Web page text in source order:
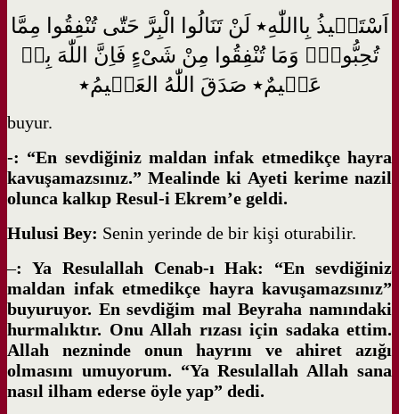
اَسْتَع۪يذُ بِااللّٰهِ٭ لَنْ تَنَالُوا الْبِرَّ حَتّٰى تُنْفِقُوا مِمَّا
تُحِبُّونَۜ وَمَا تُنْفِقُوا مِنْ شَىْءٍ فَاِنَّ اللّٰهَ بِه۪
عَل۪يمٌ٭ صَدَقَ اللّٰهُ العَظ۪يمُ٭
buyur.
-: “En sevdiğiniz maldan infak etmedikçe hayra
kavuşamazsınız.” Mealinde ki Ayeti kerime nazil
olunca kalkıp Resul-i Ekrem’e geldi.
Hulusi Bey: Senin yerinde de bir kişi oturabilir.
–: Ya Resulallah Cenab-ı Hak: “En sevdiğiniz
maldan infak etmedikçe hayra kavuşamazsınız”
buyuruyor. En sevdiğim mal Beyraha namındaki
hurmalıktır. Onu Allah rızası için sadaka ettim.
Allah nezninde onun hayrını ve ahiret azığı
olmasını umuyorum. “Ya Resulallah Allah sana
nasıl ilham ederse öyle yap” dedi.